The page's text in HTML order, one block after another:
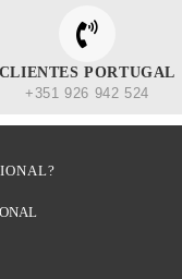
CLIENTES PORTUGAL
+351 926 942 524